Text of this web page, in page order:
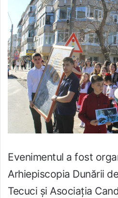
Evenimentul a fost
Arhiepiscopia Dunării
Tecuci și Asociația